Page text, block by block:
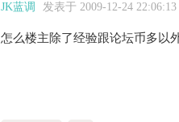
JK蓝调 发表于 2009-12-24 22:06:13
怎么楼主除了经验跟论坛币多以